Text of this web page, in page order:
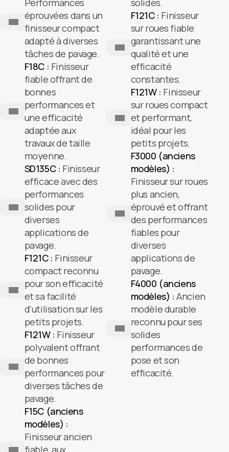
Performances
éprouvées dans un
finisseur compact
adapté à diverses
tâches de pavage.
F18C : Finisseur
fiable offrant de
bonnes
performances et
une efficacité
adaptée aux
travaux de taille
moyenne.
SD135C : Finisseur
efficace avec des
performances
solides pour
diverses
applications de
pavage.
F121C : Finisseur
compact reconnu
pour son efficacité
et sa facilité
d'utilisation sur les
petits projets.
F121W : Finisseur
polyvalent offrant
de bonnes
performances pour
diverses tâches de
pavage.
F15C (anciens
modèles) :
Finisseur ancien
fiable, aux
solides.
F121C : Finisseur
sur roues fiable
garantissant une
qualité et une
efficacité
constantes.
F121W : Finisseur
sur roues compact
et performant,
idéal pour les
petits projets.
F3000 (anciens
modèles) :
Finisseur sur roues
plus ancien,
éprouvé et offrant
des performances
fiables pour
diverses
applications de
pavage.
F4000 (anciens
modèles) : Ancien
modèle durable
reconnu pour ses
solides
performances de
pose et son
efficacité.